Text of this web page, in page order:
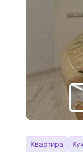
Квартира